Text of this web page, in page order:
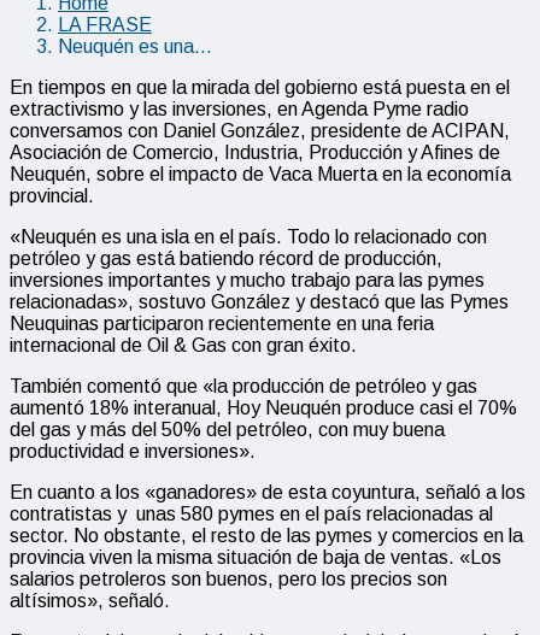
LA FRASE
Neuquén es una…
En tiempos en que la mirada del gobierno está puesta en el
extractivismo y las inversiones, en Agenda Pyme radio
conversamos con Daniel González, presidente de ACIPAN,
Asociación de Comercio, Industria, Producción y Afines de
Neuquén, sobre el impacto de Vaca Muerta en la economía
provincial.
«Neuquén es una isla en el país. Todo lo relacionado con
petróleo y gas está batiendo récord de producción,
inversiones importantes y mucho trabajo para las pymes
relacionadas», sostuvo González y destacó que las Pymes
Neuquinas participaron recientemente en una feria
internacional de Oil & Gas con gran éxito.
También comentó que «la producción de petróleo y gas
aumentó 18% interanual, Hoy Neuquén produce casi el 70%
del gas y más del 50% del petróleo, con muy buena
productividad e inversiones».
En cuanto a los «ganadores» de esta coyuntura, señaló a los
contratistas y unas 580 pymes en el país relacionadas al
sector. No obstante, el resto de las pymes y comercios en la
provincia viven la misma situación de baja de ventas. «Los
salarios petroleros son buenos, pero los precios son
altísimos», señaló.